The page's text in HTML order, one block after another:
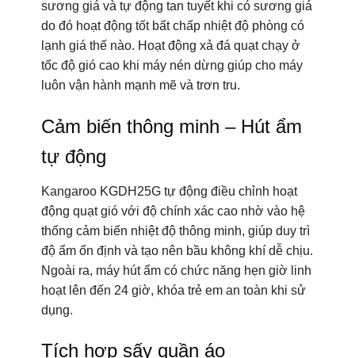
sương giá và tự động tan tuyết khi có sương giá
do đó hoạt động tốt bất chấp nhiệt độ phòng có
lạnh giá thế nào. Hoạt động xả đá quạt chạy ở
tốc độ gió cao khi máy nén dừng giúp cho máy
luôn vận hành mạnh mẽ và trơn tru.
Cảm biến thông minh – Hút ẩm
tự động
Kangaroo KGDH25G tự động điều chỉnh hoạt
động quạt gió với độ chính xác cao nhờ vào hệ
thống cảm biến nhiệt độ thông minh, giúp duy trì
độ ẩm ổn định và tạo nên bầu không khí dễ chịu.
Ngoài ra, máy hút ẩm có chức năng hẹn giờ linh
hoạt lên đến 24 giờ, khóa trẻ em an toàn khi sử
dụng.
Tích hợp sấy quần áo